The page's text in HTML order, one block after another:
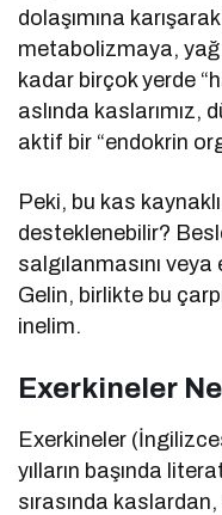
dolaşımına
metabolizmaya,
kadar birçok yerde
aslında kaslarımız,
aktif bir “endokrin
Peki, bu kas
desteklenebilir?
salgılanmasını
Gelin, birlikte bu
inelim.
Exerkineler
Exerkineler
yılların başında
sırasında